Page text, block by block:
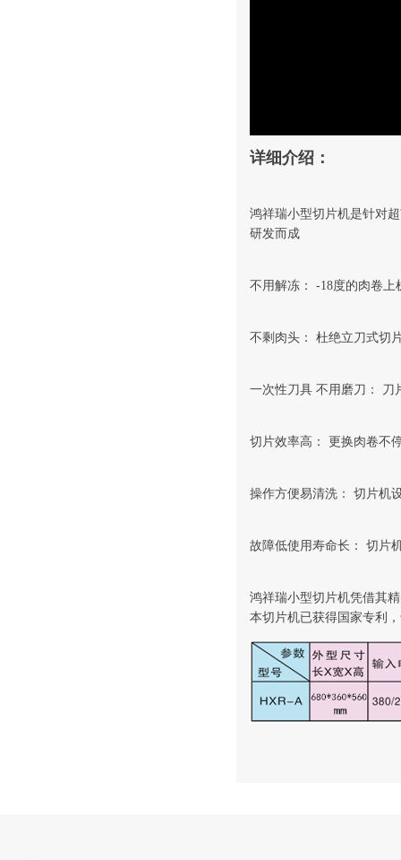
详细介绍：
鸿祥瑞小型切片机是针对
研发而成
不用解冻： -18度的肉卷
不剩肉头： 杜绝立刀式切
一次性刀具 不用磨刀： 刀
切片效率高： 更换肉卷不
操作方便易清洗： 切片机
故障低使用寿命长： 切片
鸿祥瑞小型切片机凭借其
本切片机已获得国家专利